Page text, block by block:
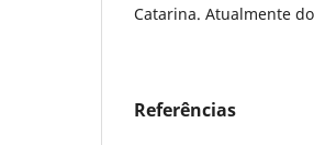
Catarina. Atualmente
Referências